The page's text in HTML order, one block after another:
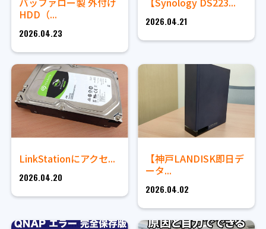
HDD（...
2026.04.23
2026.04.21
LinkStationにアクセ...
2026.04.20
【神戸LANDISK即日デ
ータ...
2026.04.02